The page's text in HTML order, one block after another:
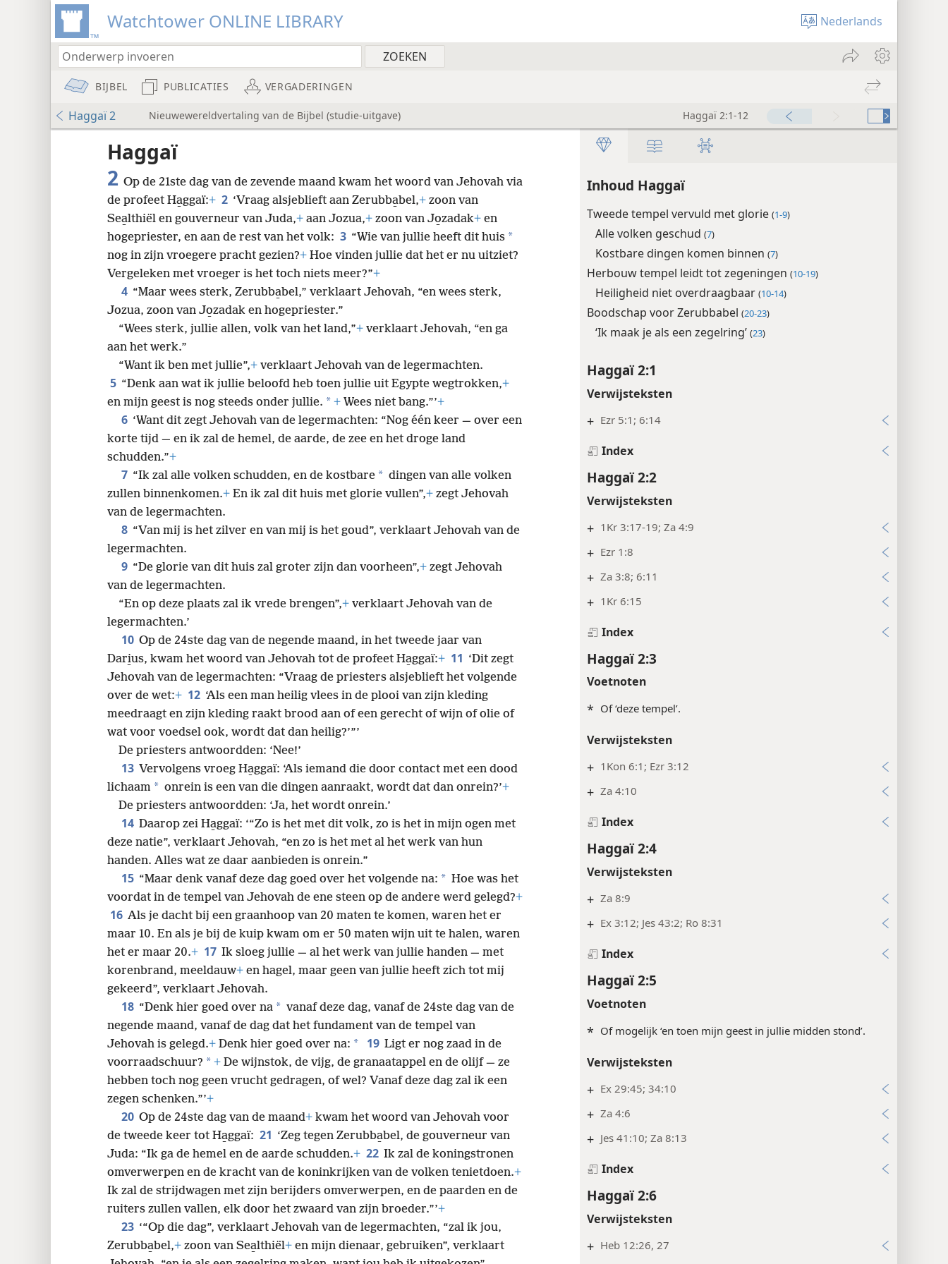
Watchtower ONLINE LIBRARY Nederlands
BIJBEL PUBLICATIES VERGADERINGEN
Haggaï 2 Nieuwewereldvertaling van de Bijbel (studie-uitgave) Haggaï 2:1-12
Inhoud Haggaï
Tweede tempel vervuld met glorie (1-9)
Alle volken geschud (7)
Kostbare dingen komen binnen (7)
Herbouw tempel leidt tot zegeningen (10-19)
Heiligheid niet overdraagbaar (10-14)
Boodschap voor Zerubbabel (20-23)
‘Ik maak je als een zegelring’ (23)
Haggaï 2:1
Verwijsteksten
+ Ezr 5:1; 6:14
Index
Haggaï 2:2
Verwijsteksten
+ 1Kr 3:17-19; Za 4:9
+ Ezr 1:8
+ Za 3:8; 6:11
+ 1Kr 6:15
Index
Haggaï 2:3
Voetnoten
* Of ‘deze tempel’.
Verwijsteksten
+ 1Kon 6:1; Ezr 3:12
+ Za 4:10
Index
Haggaï 2:4
Verwijsteksten
+ Za 8:9
+ Ex 3:12; Jes 43:2; Ro 8:31
Index
Haggaï 2:5
Voetnoten
* Of mogelijk ‘en toen mijn geest in jullie midden stond’.
Verwijsteksten
+ Ex 29:45; 34:10
+ Za 4:6
+ Jes 41:10; Za 8:13
Index
Haggaï 2:6
Verwijsteksten
+ Heb 12:26, 27
Haggaï
2 Op de 21ste dag van de zevende maand kwam het woord van Jehovah via
de profeet Ha̱ggaï:+ 2 ‘Vraag alsjeblieft aan Zerubba̱bel,+ zoon van
Sea̱lthiël en gouverneur van Juda,+ aan Jozua,+ zoon van Jo̱zadak+ en
hogepriester, en aan de rest van het volk: 3 “Wie van jullie heeft dit huis *
nog in zijn vroegere pracht gezien?+ Hoe vinden jullie dat het er nu uitziet?
Vergeleken met vroeger is het toch niets meer?”+
4 “Maar wees sterk, Zerubba̱bel,” verklaart Jehovah, “en wees sterk,
Jozua, zoon van Jo̱zadak en hogepriester.”
“Wees sterk, jullie allen, volk van het land,”+ verklaart Jehovah, “en ga
aan het werk.”
“Want ik ben met jullie”,+ verklaart Jehovah van de legermachten.
5 “Denk aan wat ik jullie beloofd heb toen jullie uit Egypte wegtrokken,+
en mijn geest is nog steeds onder jullie. * + Wees niet bang.”’+
6 ‘Want dit zegt Jehovah van de legermachten: “Nog één keer — over een
korte tijd — en ik zal de hemel, de aarde, de zee en het droge land
schudden.”+
7 “Ik zal alle volken schudden, en de kostbare * dingen van alle volken
zullen binnenkomen.+ En ik zal dit huis met glorie vullen”,+ zegt Jehovah
van de legermachten.
8 “Van mij is het zilver en van mij is het goud”, verklaart Jehovah van de
legermachten.
9 “De glorie van dit huis zal groter zijn dan voorheen”,+ zegt Jehovah
van de legermachten.
“En op deze plaats zal ik vrede brengen”,+ verklaart Jehovah van de
legermachten.’
10 Op de 24ste dag van de negende maand, in het tweede jaar van
Dari̱us, kwam het woord van Jehovah tot de profeet Ha̱ggaï:+ 11 ‘Dit zegt
Jehovah van de legermachten: “Vraag de priesters alsjeblieft het volgende
over de wet:+ 12 ‘Als een man heilig vlees in de plooi van zijn kleding
meedraagt en zijn kleding raakt brood aan of een gerecht of wijn of olie of
wat voor voedsel ook, wordt dat dan heilig?’”’
De priesters antwoordden: ‘Nee!’
13 Vervolgens vroeg Ha̱ggaï: ‘Als iemand die door contact met een dood
lichaam * onrein is een van die dingen aanraakt, wordt dat dan onrein?’+
De priesters antwoordden: ‘Ja, het wordt onrein.’
14 Daarop zei Ha̱ggaï: ‘“Zo is het met dit volk, zo is het in mijn ogen met
deze natie”, verklaart Jehovah, “en zo is het met al het werk van hun
handen. Alles wat ze daar aanbieden is onrein.”
15 “Maar denk vanaf deze dag goed over het volgende na: * Hoe was het
voordat in de tempel van Jehovah de ene steen op de andere werd gelegd?+
16 Als je dacht bij een graanhoop van 20 maten te komen, waren het er
maar 10. En als je bij de kuip kwam om er 50 maten wijn uit te halen, waren
het er maar 20.+ 17 Ik sloeg jullie — al het werk van jullie handen — met
korenbrand, meeldauw+ en hagel, maar geen van jullie heeft zich tot mij
gekeerd”, verklaart Jehovah.
18 “Denk hier goed over na * vanaf deze dag, vanaf de 24ste dag van de
negende maand, vanaf de dag dat het fundament van de tempel van
Jehovah is gelegd.+ Denk hier goed over na: * 19 Ligt er nog zaad in de
voorraadschuur? * + De wijnstok, de vijg, de granaatappel en de olijf — ze
hebben toch nog geen vrucht gedragen, of wel? Vanaf deze dag zal ik een
zegen schenken.”’+
20 Op de 24ste dag van de maand+ kwam het woord van Jehovah voor
de tweede keer tot Ha̱ggaï: 21 ‘Zeg tegen Zerubba̱bel, de gouverneur van
Juda: “Ik ga de hemel en de aarde schudden.+ 22 Ik zal de koningstronen
omverwerpen en de kracht van de koninkrijken van de volken tenietdoen.+
Ik zal de strijdwagen met zijn berijders omverwerpen, en de paarden en de
ruiters zullen vallen, elk door het zwaard van zijn broeder.”’+
23 ‘“Op die dag”, verklaart Jehovah van de legermachten, “zal ik jou,
Zerubba̱bel,+ zoon van Sea̱lthiël+ en mijn dienaar, gebruiken”, verklaart